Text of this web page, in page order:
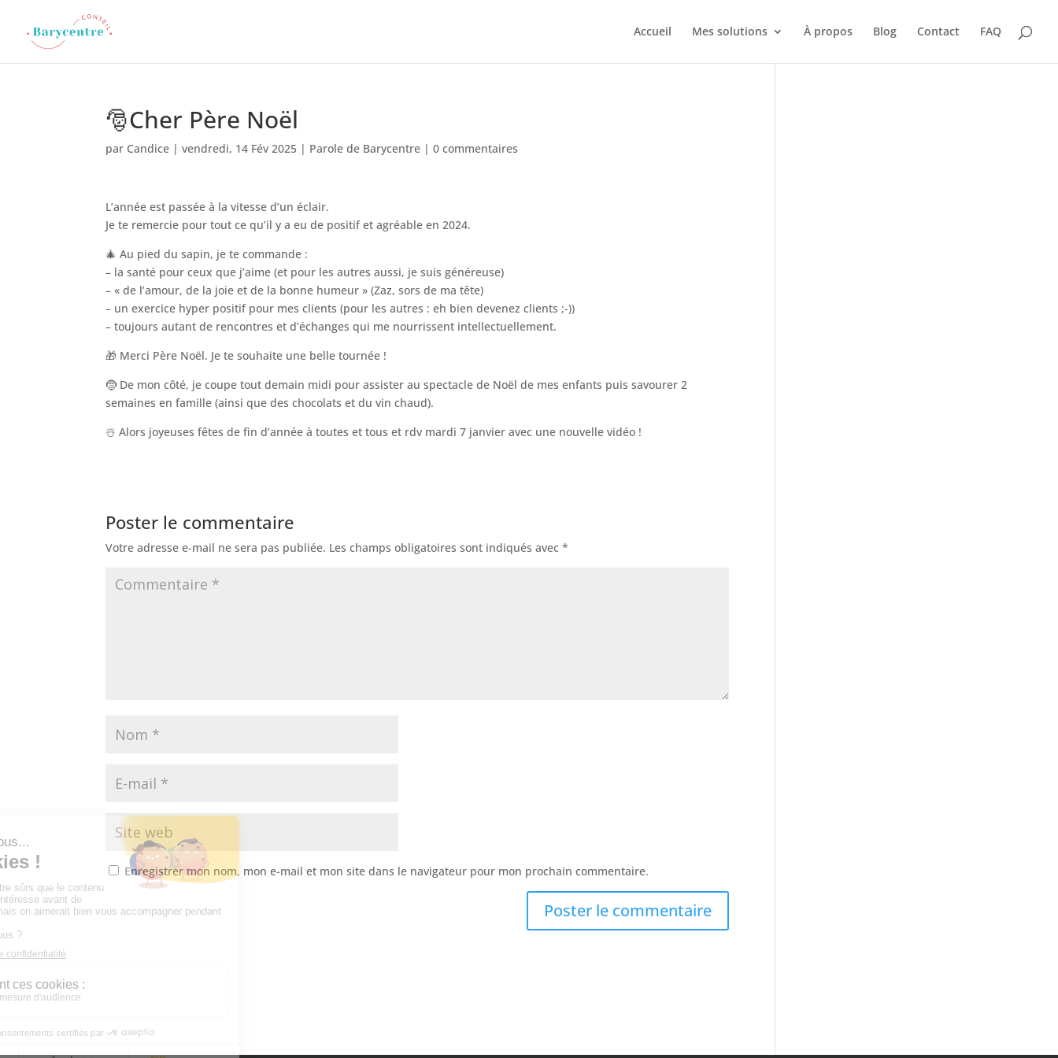
Accueil Mes solutions À propos Blog Contact FAQ
🎅Cher Père Noël
par Candice |vendredi, 14 Fév 2025 | Parole de Barycentre |0 commentaires
L’année est passée à la vitesse d’un éclair.
Je te remercie pour tout ce qu’il y a eu de positif et agréable en 2024.
🎄 Au pied du sapin, je te commande :
– la santé pour ceux que j’aime (et pour les autres aussi, je suis généreuse)
– « de l’amour, de la joie et de la bonne humeur » (Zaz, sors de ma tête)
– un exercice hyper positif pour mes clients (pour les autres : eh bien devenez clients ;-))
– toujours autant de rencontres et d’échanges qui me nourrissent intellectuellement.
🎁 Merci Père Noël. Je te souhaite une belle tournée !
🤶 De mon côté, je coupe tout demain midi pour assister au spectacle de Noël de mes enfants puis savourer 2
semaines en famille (ainsi que des chocolats et du vin chaud).
☃️ Alors joyeuses fêtes de fin d’année à toutes et tous et rdv mardi 7 janvier avec une nouvelle vidéo !
Poster le commentaire
Votre adresse e-mail ne sera pas publiée. Les champs obligatoires sont indiqués avec*
Enregistrer mon nom, mon e-mail et mon site dans le navigateur pour mon prochain commentaire.